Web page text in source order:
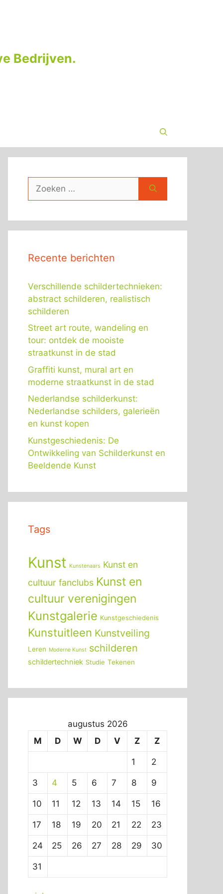
Bedrijven.
naar:
Recente berichten
Verschillende schildertechnieken:
abstract schilderen, realistisch
schilderen
Street art route, wandeling en
tour: ontdek de mooiste
straatkunst in de stad
Graffiti kunst, mural art en
moderne straatkunst in de stad
Nederlandse schilderkunst:
Nederlandse schilders, galerieën
en kunst kopen
Kunstgeschiedenis: De
Ontwikkeling van Schilderkunst en
Beeldende Kunst
Tags
Kunst Kunstenaars Kunst en
cultuur fanclubs Kunst en
cultuur verenigingen
Kunstgalerie Kunstgeschiedenis
Kunstuitleen Kunstveiling
Leren Moderne Kunst schilderen
schildertechniek Studie Tekenen
augustus 2026
M
D W D V Z Z
1 2
3 4 5 6 7 8 9
10 11 12 13 14 15 16
17 18 19 20 21 22 23
24 25 26 27 28 29 30
31